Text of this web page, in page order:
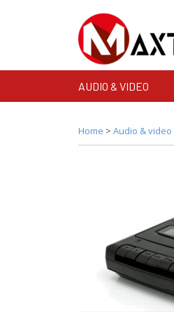
AUDIO & VIDEO
Home > Audio & video